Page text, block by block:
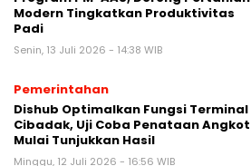
Modern Tingkatkan Produktivitas
Padi
Senin, 13 Juli 2026 - 14:38 WIB
Pemerintahan
Dishub Optimalkan Fungsi Terminal
Cibadak, Uji Coba Penataan Angkot
Mulai Tunjukkan Hasil
Minggu, 12 Juli 2026 - 16:56 WIB